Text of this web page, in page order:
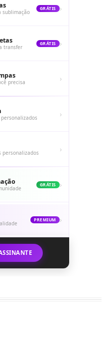
sublimação
GRÁTIS ›
transfer
GRÁTIS ›
precisa ›
›
personalizados ›
GRÁTIS ›
PREMIUM ›